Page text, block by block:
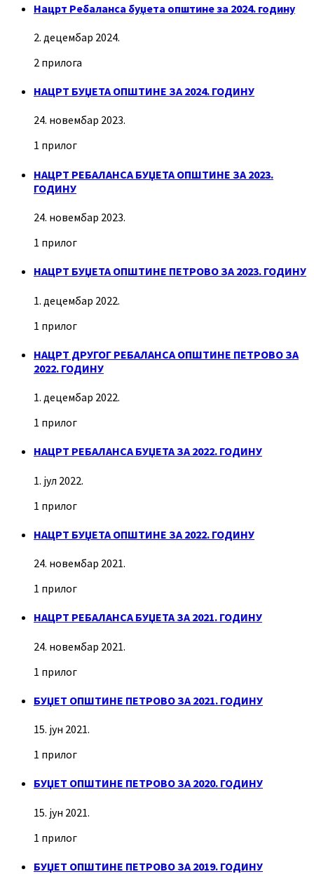
Нацрт Ребаланса буџета општине за 2024. годину
2. децембар 2024.
2 прилога
НАЦРТ БУЏЕТА ОПШТИНЕ ЗА 2024. ГОДИНУ
24. новембар 2023.
1 прилог
НАЦРТ РЕБАЛАНСА БУЏЕТА ОПШТИНЕ ЗА 2023.
ГОДИНУ
24. новембар 2023.
1 прилог
НАЦРТ БУЏЕТА ОПШТИНЕ ПЕТРОВО ЗА 2023. ГОДИНУ
1. децембар 2022.
1 прилог
НАЦРТ ДРУГОГ РЕБАЛАНСА ОПШТИНЕ ПЕТРОВО ЗА
2022. ГОДИНУ
1. децембар 2022.
1 прилог
НАЦРТ РЕБАЛАНСА БУЏЕТА ЗА 2022. ГОДИНУ
1. јул 2022.
1 прилог
НАЦРТ БУЏЕТА ОПШТИНЕ ЗА 2022. ГОДИНУ
24. новембар 2021.
1 прилог
НАЦРТ РЕБАЛАНСА БУЏЕТА ЗА 2021. ГОДИНУ
24. новембар 2021.
1 прилог
БУЏЕТ ОПШТИНЕ ПЕТРОВО ЗА 2021. ГОДИНУ
15. јун 2021.
1 прилог
БУЏЕТ ОПШТИНЕ ПЕТРОВО ЗА 2020. ГОДИНУ
15. јун 2021.
1 прилог
БУЏЕТ ОПШТИНЕ ПЕТРОВО ЗА 2019. ГОДИНУ